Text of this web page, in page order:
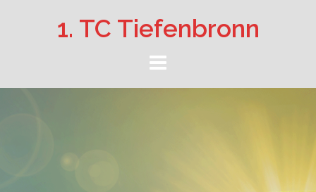
1. TC Tiefenbronn